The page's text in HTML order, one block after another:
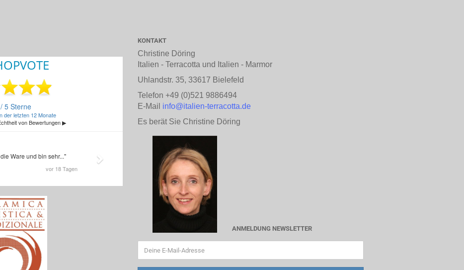
KONTAKT
Christine Döring
Italien - Terracotta und Italien - Marmor
Uhlandstr. 35, 33617 Bielefeld
Telefon +49 (0)521 9886494
E-Mail info@italien-terracotta.de
Es berät Sie Christine Döring
ANMELDUNG NEWSLETTER